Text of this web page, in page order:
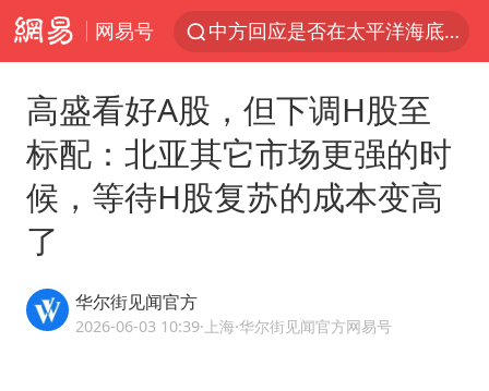
网易号
中方回应是否在太平洋海底开采稀土
看守所辅警收受10万获刑1年
陈熠叫医疗暂停被驳回 带伤遭逆转
高盛看好A股，但下调H股至
标配：北亚其它市场更强的时
候，等待H股复苏的成本变高
了
华尔街见闻官方
2026-06-03 10:39·上海·华尔街见闻官方网易号